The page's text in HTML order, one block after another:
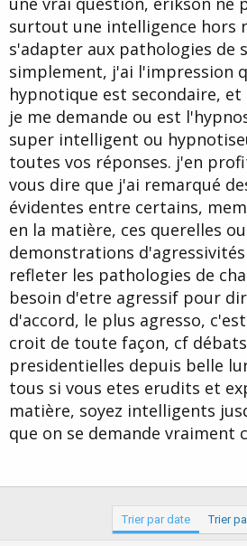
d
e
a
d
s
c
u
s
i
o
t
surtout une intelligence hors
s'adapter aux pathologies de
simplement, j'ai l'impression
hypnotique est secondaire,
je me demande ou est
super intelligent ou
toutes vos réponses. j'en
vous dire que j'ai remarqué
évidentes entre certains,
en la matière, ces querelles
demonstrations
refleter les pathologies de
besoin d'etre agressif pour
d'accord, le plus agresso,
croit de toute façon, cf
presidentielles depuis belle
tous si vous etes erudits et
matière, soyez intelligents
que on se demande vraiment
Trier par date Trier